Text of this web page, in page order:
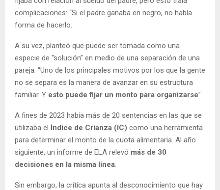
complicaciones: “Si el padre ganaba en negro, no había
forma de hacerlo.
A su vez, planteó que puede ser tomada como una
especie de “solución” en medio de una separación de una
pareja. “Uno de los principales motivos por los que la gente
no se separa es la manera de avanzar en su estructura
familiar. Y esto puede fijar un monto para organizarse”.
A fines de 2023 había más de 20 sentencias en las que se
utilizaba el Índice de Crianza (IC) como una herramienta
para determinar el monto de la cuota alimentaria. Al año
siguiente, un informe de ELA relevó más de 30
decisiones en la misma línea.
Sin embargo, la crítica apunta al desconocimiento que hay